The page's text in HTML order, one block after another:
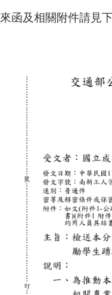
來函及相關附件請見